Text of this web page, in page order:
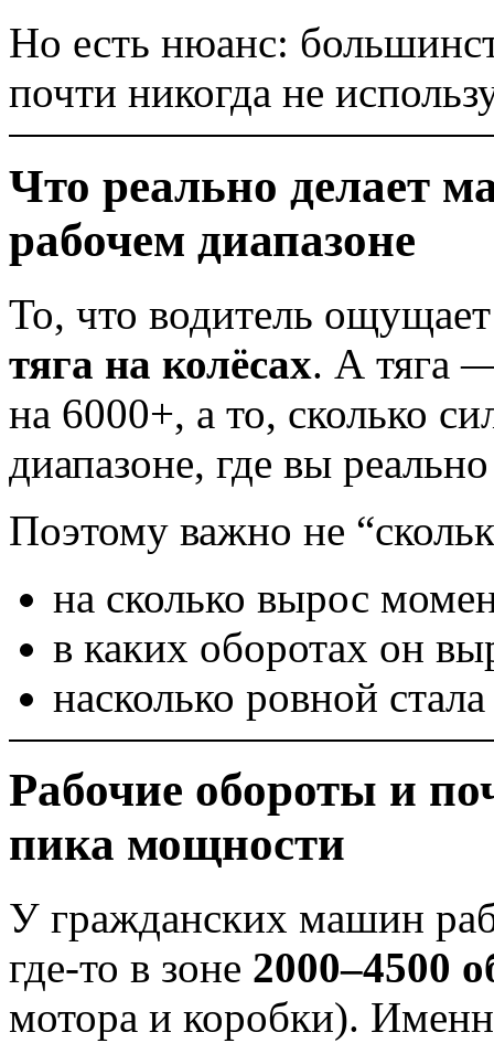
Но есть нюанс:
почти никогда не
Что реально делает
рабочем диапазоне
То, что водитель
тяга на колёсах. А тяга
на 6000+, а то, сколько
диапазоне, где вы
Поэтому важно не
на сколько вырос
в каких оборотах он
насколько ровной
Рабочие обороты и
пика мощности
У гражданских машин
где-то в зоне 2000–4500
мотора и коробки).